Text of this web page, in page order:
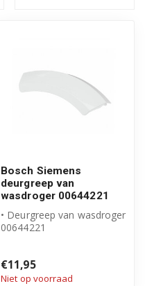
Bosch Siemens
deurgreep van
wasdroger 00644221
• Deurgreep van wasdroger
00644221
• Deurgre...
€11,95
Niet op voorraad